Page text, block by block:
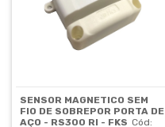
SENSOR MAGNETICO SEM
FIO DE SOBREPOR PORTA DE
AÇO - RS300 RI - FKS Cód: